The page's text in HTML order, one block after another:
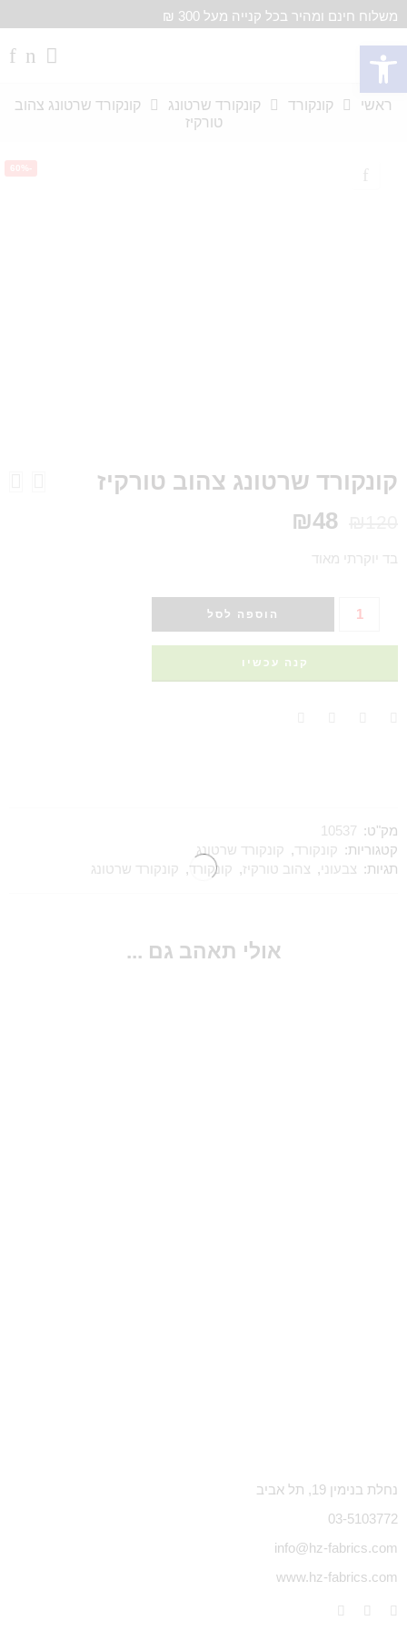
פתח סרגל נגישות
משלוח חינם ומהיר בכל קנייה מעל 300 ₪
ראשי קונקורד קונקורד שרטונג
קונקורד שרטונג צהוב
טורקיז
-60%
קונקורד שרטונג צהוב טורקיז
₪48
בד יוקרתי מאוד
הוספה לסל
קנה עכשיו
מק"ט: 10537
קטגוריות: קונקורד, קונקורד שרטונג
תגיות: צבעוני , צהוב טורקיז, קונקורד, קונקורד שרטונג
אולי תאהב גם ...
נחלת בנימין 19, תל אביב
03-5103772
info@hz-fabrics.com
www.hz-fabrics.com